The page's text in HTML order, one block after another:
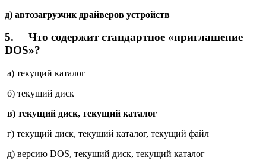
д) автозагрузчик драйверов устройств
5.
Что содержит стандартное «приглашение
DOS»?
a) текущий каталог
б) текущий диск
в) текущий диск, текущий каталог
г) текущий диск, текущий каталог, текущий файл
д) версию DOS, текущий диск, текущий каталог